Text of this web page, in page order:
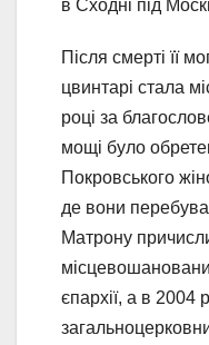
в Сходні під
Після смерті її
цвинтарі стала
році за
мощі було
Покровського
де вони
Матрону
єпархії, а в 2004